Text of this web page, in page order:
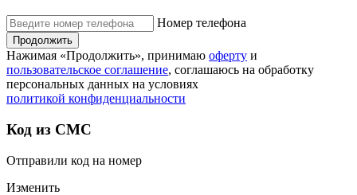
Номер телефона
Продолжить
Нажимая «Продолжить», принимаю оферту и
пользовательское соглашение, соглашаюсь на обработку
персональных данных на условиях
политикой конфиденциальности
Код из СМС
Отправили код на номер
Изменить